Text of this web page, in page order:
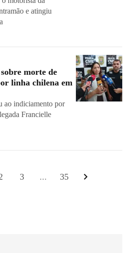
e atingiu
morte de
linha chilena em
ao indiciamento por
Francielle
3 ... 35